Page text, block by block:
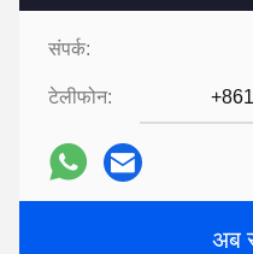
संपर्क:
टेलीफोन:
अब